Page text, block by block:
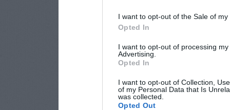
I want to opt-out of the Sale of
Opted In
I want to opt-out of processing
Advertising.
Opted In
I want to opt-out of Collection,
of my Personal Data that Is
was collected.
Opted Out